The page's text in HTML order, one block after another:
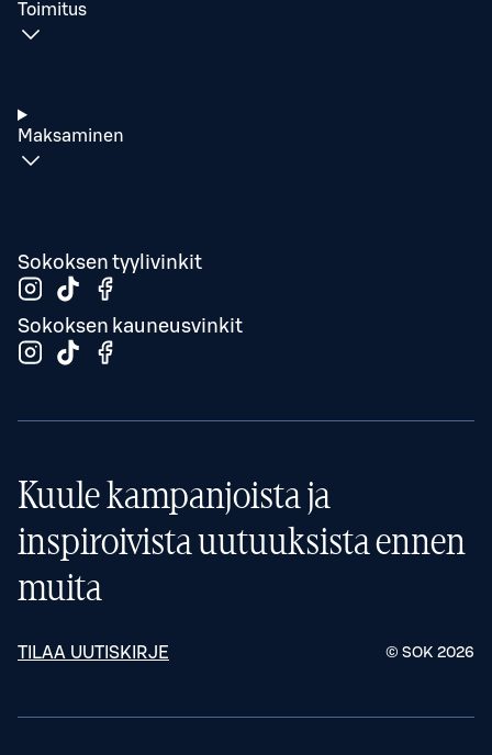
Toimitus
Maksaminen
Sokoksen tyylivinkit
Sokoksen kauneusvinkit
Kuule kampanjoista ja
inspiroivista uutuuksista ennen
muita
TILAA UUTISKIRJE © SOK 2026